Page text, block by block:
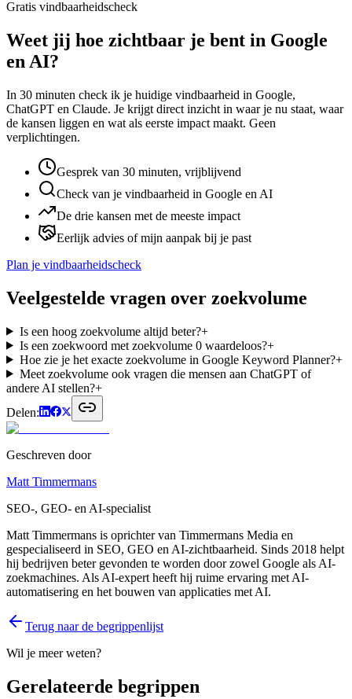
Gratis vindbaarheidscheck
Weet jij hoe zichtbaar je bent in Google
en AI?
In 30 minuten check ik je huidige vindbaarheid in Google,
ChatGPT en Claude. Je krijgt direct inzicht in waar je nu staat, waar
de kansen liggen en wat als eerste impact maakt. Geen
verplichtingen.
Gesprek van 30 minuten, vrijblijvend
Check van je vindbaarheid in Google en AI
De drie kansen met de meeste impact
Eerlijk advies of mijn aanpak bij je past
Plan je vindbaarheidscheck
Veelgestelde vragen over zoekvolume
Is een hoog zoekvolume altijd beter?+
Is een zoekwoord met zoekvolume 0 waardeloos?+
Hoe zie je het exacte zoekvolume in Google Keyword Planner?+
Meet zoekvolume ook vragen die mensen aan ChatGPT of
andere AI stellen?+
Delen:
Geschreven door
Matt Timmermans
SEO-, GEO- en AI-specialist
Matt Timmermans is oprichter van Timmermans Media en
gespecialiseerd in SEO, GEO en AI-zichtbaarheid. Sinds 2018 helpt
hij bedrijven beter gevonden te worden door zowel Google als AI-
zoekmachines. Als AI-expert heeft hij ruime ervaring met AI-
automatisering en het bouwen van applicaties met AI.
Terug naar de begrippenlijst
Wil je meer weten?
Gerelateerde begrippen